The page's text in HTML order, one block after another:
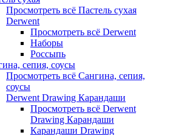
Просмотреть всё Пастель сухая
Derwent
Просмотреть всё Derwent
Наборы
Россыпь
сепия, соусы
Просмотреть всё Сангина, сепия,
соусы
Derwent Drawing Карандаши
Просмотреть всё Derwent
Drawing Карандаши
Карандаши Drawing